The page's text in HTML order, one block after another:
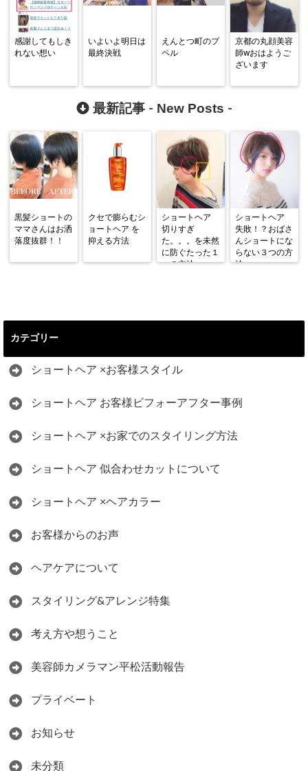
感謝してもしき
れない想い
いよいよ明日は
最終決戦
えんとつ町のプ
ペル
京都の丸顔美容
師wおはようご
ざいます
最新記事 - New Posts -
黒髪ショートの
ママさんはお洒
落度抜群！！
クセで膨らむシ
ョートヘア を
抑える方法
ショートヘア
切りすぎ
た。。。を未然
に防ぐたった１
つの方法
ショートヘア
失敗！？おばさ
んショートにな
らない３つの方
法
カテゴリー
ショートヘア ×お客様スタイル
ショートヘア お客様ビフォーアフター事例
ショートヘア ×お家でのスタイリング方法
ショートヘア 似合わせカットについて
ショートヘア ×ヘアカラー
お客様からのお声
ヘアケアについて
スタイリング&アレンジ特集
考え方や想うこと
美容師カメラマン平松活動報告
プライベート
お知らせ
未分類